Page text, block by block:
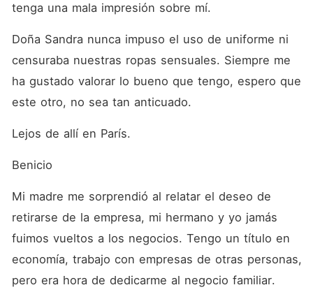
tenga una mala impresión sobre mí.
Doña Sandra nunca impuso el uso de uniforme ni
censuraba nuestras ropas sensuales. Siempre me
ha gustado valorar lo bueno que tengo, espero que
este otro, no sea tan anticuado.
Lejos de allí en París.
Benicio
Mi madre me sorprendió al relatar el deseo de
retirarse de la empresa, mi hermano y yo jamás
fuimos vueltos a los negocios. Tengo un título en
economía, trabajo con empresas de otras personas,
pero era hora de dedicarme al negocio familiar.